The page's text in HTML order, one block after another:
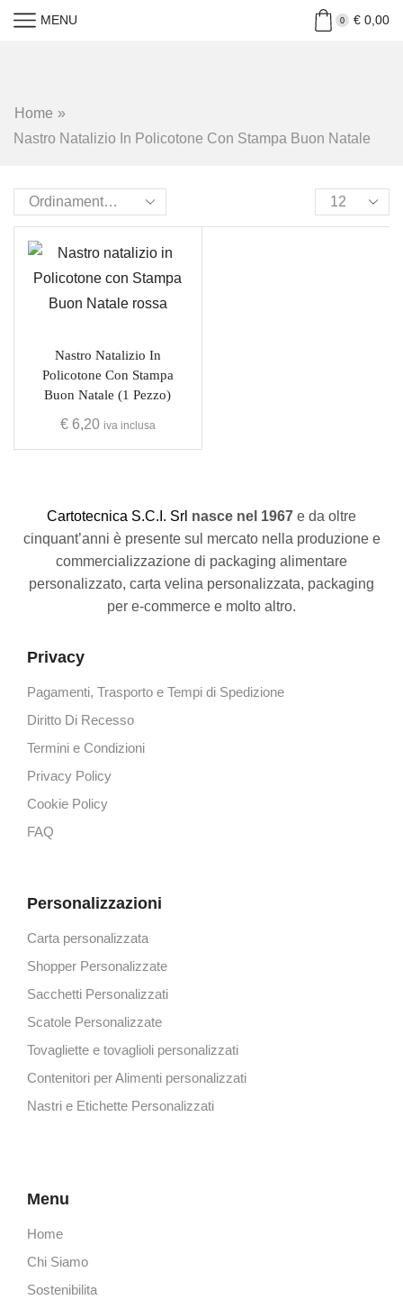
MENU 0 €0,00
Home »
Nastro Natalizio In Policotone Con Stampa Buon Natale
Nastro Natalizio In
Policotone Con Stampa
Buon Natale (1 Pezzo)
€6,20 iva inclusa
Cartotecnica S.C.I. Srl nasce nel 1967 e da oltre
cinquant’anni è presente sul mercato nella produzione e
commercializzazione di packaging alimentare
personalizzato, carta velina personalizzata, packaging
per e-commerce e molto altro.
Privacy
Pagamenti, Trasporto e Tempi di Spedizione
Diritto Di Recesso
Termini e Condizioni
Privacy Policy
Cookie Policy
FAQ
Personalizzazioni
Carta personalizzata
Shopper Personalizzate
Sacchetti Personalizzati
Scatole Personalizzate
Tovagliette e tovaglioli personalizzati
Contenitori per Alimenti personalizzati
Nastri e Etichette Personalizzati
Menu
Home
Chi Siamo
Sostenibilita